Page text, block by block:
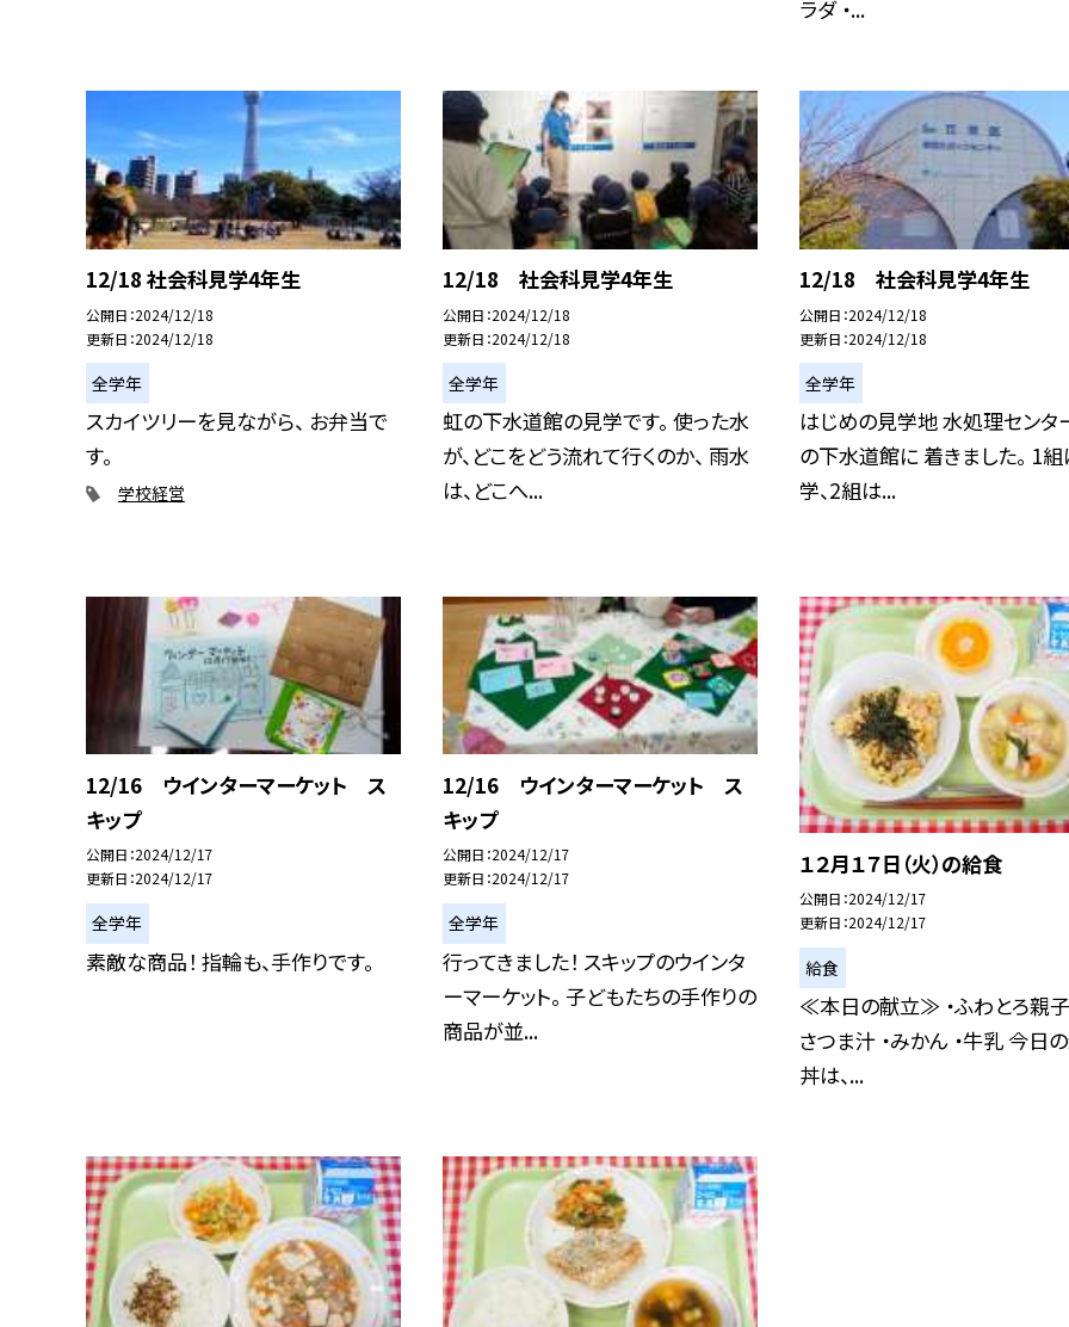
ラダ ・...
12/18 社会科見学4年生
公開日 2024/12/18
更新日 2024/12/18
全学年
スカイツリーを見ながら、 お弁当で
す。
学校経営
12/18 社会科見学4年生
公開日 2024/12/18
更新日 2024/12/18
全学年
虹の下水道館の見学です。 使った水
が、どこをどう流れて行くのか、 雨水
は、どこへ...
12/18 社会科見学4年生
公開日 2024/12/18
更新日 2024/12/18
全学年
はじめの見学地 水処理センタ
の下水道館に 着きました。 1
学、2組は...
12/16 ウインターマーケット ス
キップ
公開日 2024/12/17
更新日 2024/12/17
全学年
素敵な商品！ 指輪も、手作りです。
12/16 ウインターマーケット ス
キップ
公開日 2024/12/17
更新日 2024/12/17
全学年
行ってきました！ スキップのウインタ
ーマーケット。 子どもたちの手作りの
商品が並...
１２月１７日（火）の給食
公開日 2024/12/17
更新日 2024/12/17
給食
≪本日の献立≫ ・ふわとろ親子
さつま汁 ・みかん ・牛乳 今日
丼は、...